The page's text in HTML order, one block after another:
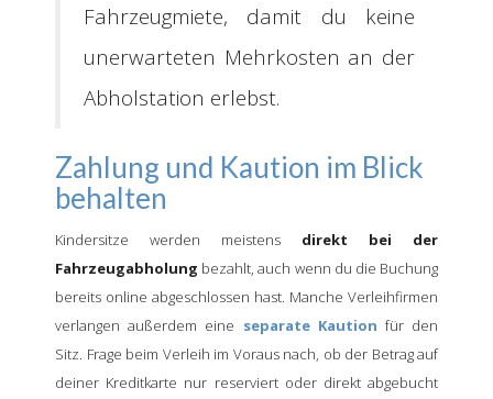
Fahrzeugmiete, damit du keine
unerwarteten Mehrkosten an der
Abholstation erlebst.
Zahlung und Kaution im Blick
behalten
Kindersitze werden meistens direkt bei der
Fahrzeugabholung bezahlt, auch wenn du die Buchung
bereits online abgeschlossen hast. Manche Verleihfirmen
verlangen außerdem eine separate Kaution für den
Sitz. Frage beim Verleih im Voraus nach, ob der Betrag auf
deiner Kreditkarte nur reserviert oder direkt abgebucht